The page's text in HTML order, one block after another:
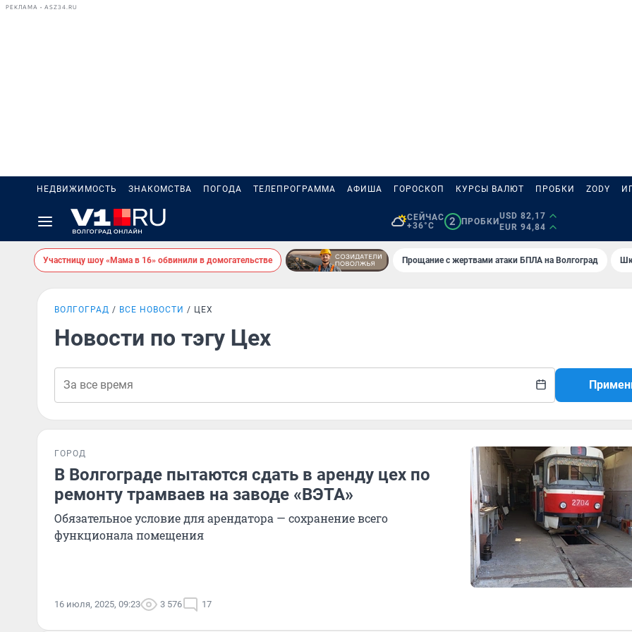
РЕКЛАМА • ASZ34.RU
НЕДВИЖИМОСТЬ ЗНАКОМСТВА ПОГОДА ТЕЛЕПРОГРАММА АФИША ГОРОСКОП КУРСЫ ВАЛЮТ ПРОБКИ ZODY
СЕЙЧАС
+36°C
2 ПРОБКИ
USD 82,17
EUR 94,84
Участницу шоу «Мама в 16» обвинили в домогательстве Прощание с жертвами атаки БПЛА на Волгоград
ВОЛГОГРАД ВСЕ НОВОСТИ ЦЕХ
Новости по тэгу Цех
ГОРОД
В Волгограде пытаются сдать в аренду цех по
ремонту трамваев на заводе «ВЭТА»
Обязательное условие для арендатора — сохранение всего
функционала помещения
16 июля, 2025, 09:23 3 576 17